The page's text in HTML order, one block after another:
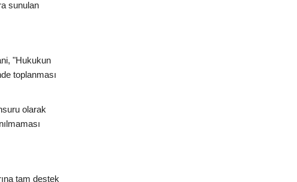
sunulan
"Hukukun
toplanması
olarak
tam destek